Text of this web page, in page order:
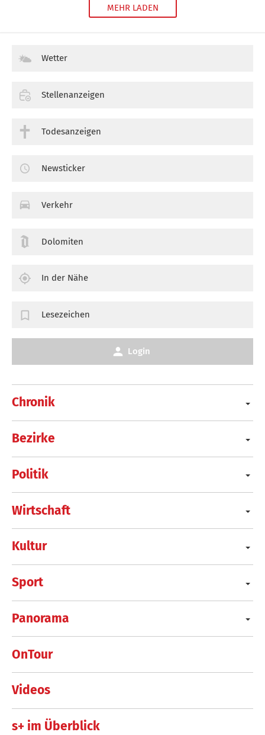
MEHR LADEN
Chronik
Bezirke
Politik
Wirtschaft
Kultur
Sport
Panorama
OnTour
Videos
s+ im Überblick
Wetter
Stellenanzeigen
Todesanzeigen
Newsticker
Verkehr
Dolomiten
In der Nähe
Lesezeichen
Login